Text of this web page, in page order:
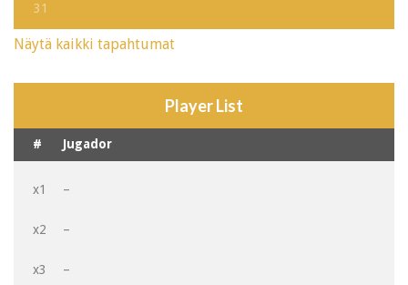
31
Näytä kaikki tapahtumat
Player List
# Jugador
x1 –
x2 –
x3 –